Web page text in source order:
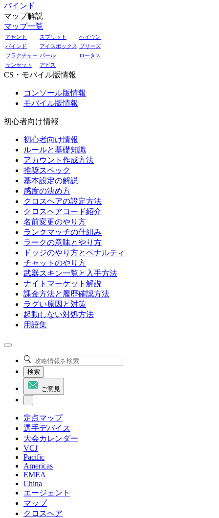
バインド
マップ解説
マップ一覧
アセント スプリット
ヘイヴン
バインド
アイスボックス ブリーズ
フラクチャー パール
ロータス
サンセット
アビス
CS・モバイル版情報
コンソール版情報
モバイル版情報
初心者向け情報
初心者向け情報
ルールと基礎知識
アカウント作成方法
推奨スペック
基本設定の解説
感度の決め方
クロスヘアの設定方法
クロスヘアコード紹介
名前変更のやり方
ランクマッチの仕組み
ラークの意味とやり方
ドッジのやり方とペナルティ
チャットのやり方
武器スキン一覧と入手方法
ナイトマーケット解説
課金方法と履歴確認方法
ラグい原因と対策
起動しない対処方法
用語集
検索
ご意見
定点マップ
選手デバイス
大会カレンダー
VCJ
Pacific
Americas
EMEA
China
エージェント
マップ
クロスヘア